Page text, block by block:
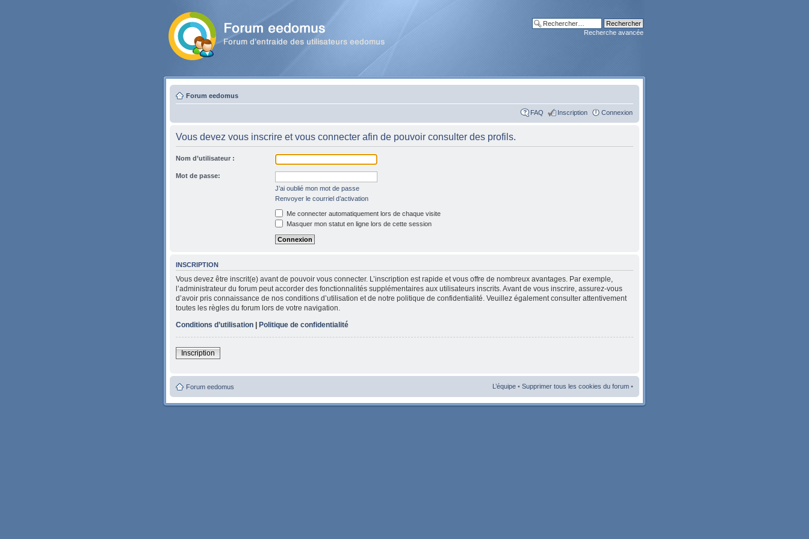
Recherche avancée
Forum eedomus
FAQ Inscription Connexion
Vous devez vous inscrire et vous connecter afin de pouvoir consulter des profils.
Nom d’utilisateur :
Mot de passe:
J’ai oublié mon mot de passe
Renvoyer le courriel d’activation
Me connecter automatiquement lors de chaque visite
Masquer mon statut en ligne lors de cette session
INSCRIPTION
Vous devez être inscrit(e) avant de pouvoir vous connecter. L’inscription est rapide et vous offre de nombreux avantages. Par exemple,
l’administrateur du forum peut accorder des fonctionnalités supplémentaires aux utilisateurs inscrits. Avant de vous inscrire, assurez-vous
d’avoir pris connaissance de nos conditions d’utilisation et de notre politique de confidentialité. Veuillez également consulter attentivement
toutes les règles du forum lors de votre navigation.
Conditions d’utilisation | Politique de confidentialité
Inscription
Forum eedomus L’équipe • Supprimer tous les cookies du forum •